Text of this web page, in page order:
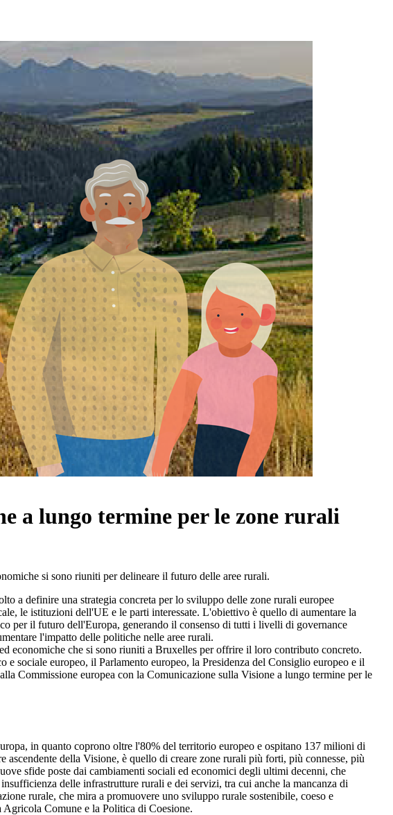
a lungo termine per le zone rurali
si sono riuniti per delineare il futuro delle aree rurali.
a definire una strategia concreta per lo sviluppo delle zone rurali europee
le istituzioni dell'UE e le parti interessate. L'obiettivo è quello di aumentare la
per il futuro dell'Europa, generando il consenso di tutti i livelli di governance
l'impatto delle politiche nelle aree rurali.
economiche che si sono riuniti a Bruxelles per offrire il loro contributo concreto.
sociale europeo, il Parlamento europeo, la Presidenza del Consiglio europeo e il
Commissione europea con la Comunicazione sulla Visione a lungo termine per le
in quanto coprono oltre l'80% del territorio europeo e ospitano 137 milioni di
della Visione, è quello di creare zone rurali più forti, più connesse, più
sfide poste dai cambiamenti sociali ed economici degli ultimi decenni, che
delle infrastrutture rurali e dei servizi, tra cui anche la mancanza di
rurale, che mira a promuovere uno sviluppo rurale sostenibile, coeso e
Comune e la Politica di Coesione.